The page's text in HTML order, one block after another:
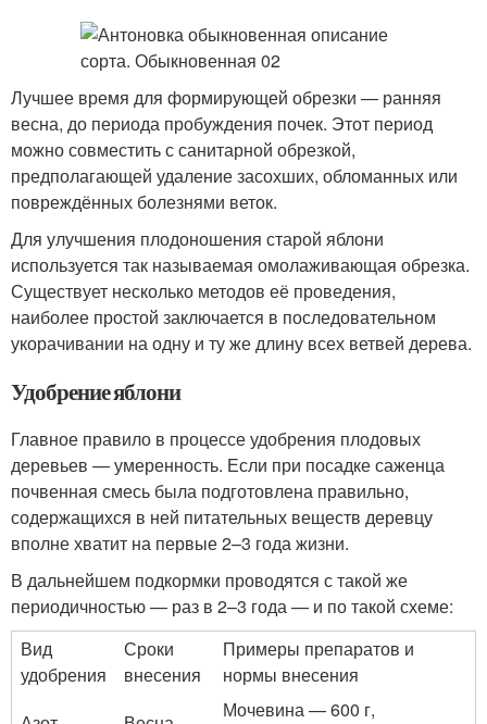
Лучшее время для формирующей обрезки — ранняя
весна, до периода пробуждения почек. Этот период
можно совместить с санитарной обрезкой,
предполагающей удаление засохших, обломанных или
повреждённых болезнями веток.
Для улучшения плодоношения старой яблони
используется так называемая омолаживающая обрезка.
Существует несколько методов её проведения,
наиболее простой заключается в последовательном
укорачивании на одну и ту же длину всех ветвей дерева.
Удобрение яблони
Главное правило в процессе удобрения плодовых
деревьев — умеренность. Если при посадке саженца
почвенная смесь была подготовлена правильно,
содержащихся в ней питательных веществ деревцу
вполне хватит на первые 2–3 года жизни.
В дальнейшем подкормки проводятся с такой же
периодичностью — раз в 2–3 года — и по такой схеме:
Вид
удобрения
Сроки
внесения
Примеры препаратов и
нормы внесения
Мочевина — 600 г,